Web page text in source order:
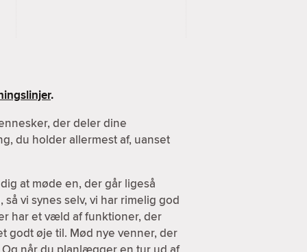
.
der deler dine
du holder allermest af, uanset
at møde en, der går ligeså
vi synes selv, vi har rimelig god
har et væld af funktioner, der
godt øje til. Mød nye venner, der